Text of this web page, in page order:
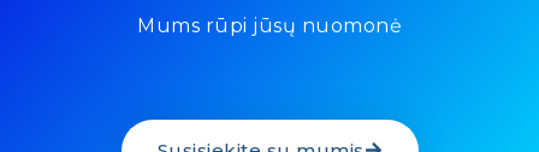
Mums rūpi jūsų nuomonė